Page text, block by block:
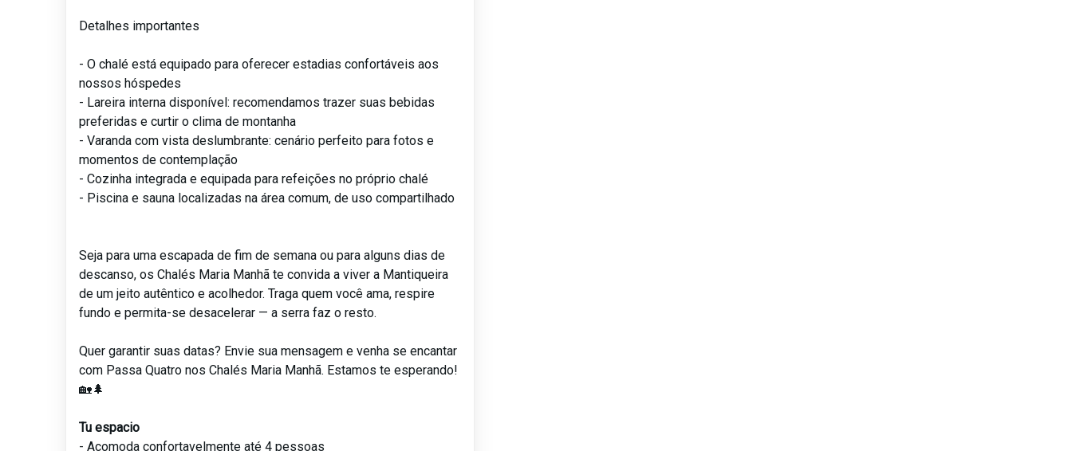
Detalhes importantes
- O chalé está equipado para oferecer estadias confortáveis aos
nossos hóspedes
- Lareira interna disponível: recomendamos trazer suas bebidas
preferidas e curtir o clima de montanha
- Varanda com vista deslumbrante: cenário perfeito para fotos e
momentos de contemplação
- Cozinha integrada e equipada para refeições no próprio chalé
- Piscina e sauna localizadas na área comum, de uso compartilhado
Seja para uma escapada de fim de semana ou para alguns dias de
descanso, os Chalés Maria Manhã te convida a viver a Mantiqueira
de um jeito autêntico e acolhedor. Traga quem você ama, respire
fundo e permita-se desacelerar — a serra faz o resto.
Quer garantir suas datas? Envie sua mensagem e venha se encantar
com Passa Quatro nos Chalés Maria Manhã. Estamos te esperando!
🏡🌲
Tu espacio
- Acomoda confortavelmente até 4 pessoas